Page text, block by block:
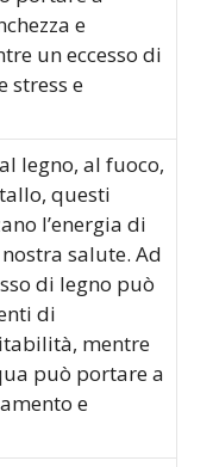
e
un eccesso di
stress e
legno, al fuoco,
questi
l’energia di
salute. Ad
di legno può
di
mentre
può portare a
e